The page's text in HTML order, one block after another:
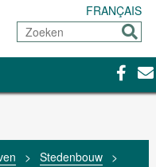
FRANÇAIS
Zoeken
Sturen
> Stedenbouw
>